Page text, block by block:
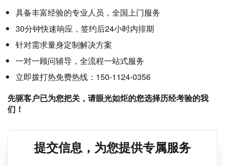
具备丰富经验的专业人员，全国上门服务
30分钟快速响应，签约后24小时内排期
针对需求量身定制解决方案
一对一顾问辅导，全流程一站式服务
立即拨打热免费热线：150-1124-0356
先驱客户已为您把关，请眼光如炬的您选择历经考验的我
们！
提交信息，为您提供专属服务